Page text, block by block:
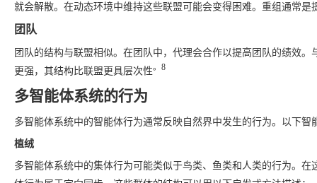
就会解散。在动态环境中维持这些联盟可能会变得困难。重组通常是
团队
团队的结构与联盟相似。在团队中，代理会合作以提高团队的绩效
更强，其结构比联盟更具层次性。8
多智能体系统的行为
多智能体系统中的智能体行为通常反映自然界中发生的行为。以下
植绒
多智能体系统中的集体行为可能类似于鸟类、鱼类和人类的行为。